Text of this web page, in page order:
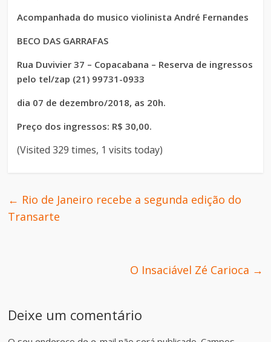
Acompanhada do musico violinista André Fernandes
BECO DAS GARRAFAS
Rua Duvivier 37 – Copacabana – Reserva de ingressos
pelo tel/zap (21) 99731-0933
dia 07 de dezembro/2018, as 20h.
Preço dos ingressos: R$ 30,00.
(Visited 329 times, 1 visits today)
← Rio de Janeiro recebe a segunda edição do
Transarte
O Insaciável Zé Carioca →
Deixe um comentário